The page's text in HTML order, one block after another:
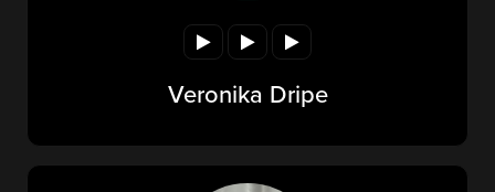
Veronika Dripe